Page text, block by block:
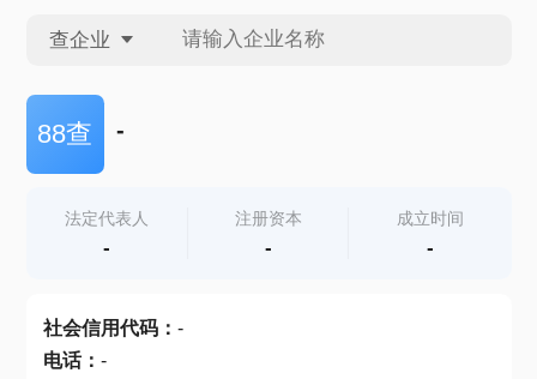
查企业
查企业
查产地
88查 -
法定代表人
-
注册资本
-
成立时间
-
社会信用代码： -
电话： -